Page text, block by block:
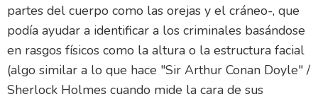
partes del cuerpo como las orejas y el cráneo-, que
podía ayudar a identificar a los criminales basándose
en rasgos físicos como la altura o la estructura facial
(algo similar a lo que hace "Sir Arthur Conan Doyle" /
Sherlock Holmes cuando mide la cara de sus